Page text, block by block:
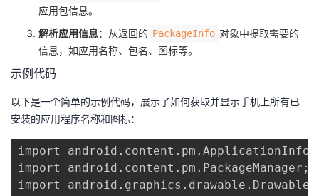
应用包信息。
解析应用信息：从返回的​ ​PackageInfo​ ​对象中提取需要的
信息，如应用名称、包名、图标等。
示例代码
以下是一个简单的示例代码，展示了如何获取并显示手机上所有已
安装的应用程序名称和图标：
import android.content.pm.ApplicationInfo;
import android.content.pm.PackageManager;
import android.graphics.drawable.Drawable;